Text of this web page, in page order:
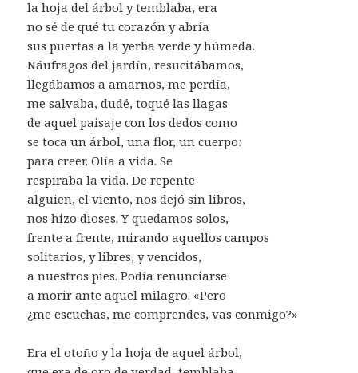
la hoja del árbol y temblaba, era
no sé de qué tu corazón y abría
sus puertas a la yerba verde y húmeda.
Náufragos del jardín, resucitábamos,
llegábamos a amarnos, me perdía,
me salvaba, dudé, toqué las llagas
de aquel paisaje con los dedos como
se toca un árbol, una flor, un cuerpo:
para creer. Olía a vida. Se
respiraba la vida. De repente
alguien, el viento, nos dejó sin libros,
nos hizo dioses. Y quedamos solos,
frente a frente, mirando aquellos campos
solitarios, y libres, y vencidos,
a nuestros pies. Podía renunciarse
a morir ante aquel milagro. «Pero
¿me escuchas, me comprendes, vas conmigo?»
Era el otoño y la hoja de aquel árbol,